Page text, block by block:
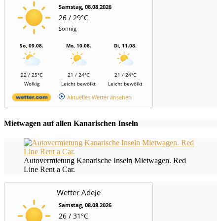
Samstag, 08.08.2026
26 / 29°C
Sonnig
So, 09.08.
22 / 25°C
Wolkig
Mo, 10.08.
21 / 24°C
Leicht bewölkt
Di, 11.08.
21 / 24°C
Leicht bewölkt
Aktuelles Wetter ansehen
Mietwagen auf allen Kanarischen Inseln
Autovermietung Kanarische Inseln Mietwagen. Red
Line Rent a Car.
Wetter Adeje
Samstag, 08.08.2026
26 / 31°C